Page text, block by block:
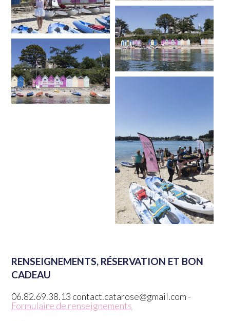
RENSEIGNEMENTS, RÉSERVATION ET BON
CADEAU
06.82.69.38.13 contact.catarose@gmail.com -
Formulaire de renseignements